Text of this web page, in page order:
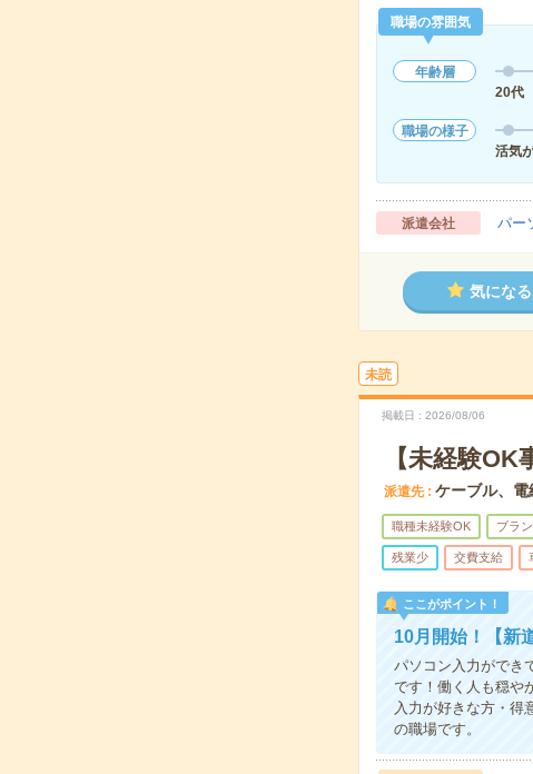
職場の雰囲気
年齢層
20代
職場の様子
活気
派遣会社 パー
気になる
未読
掲載日 2026/08/06
【未経験
派遣先 ケーブル、電
職種未経験OK ブラ
残業少 交費支給
ここがポイント！
10月開始！【新
パソコン入力ができ
です！働く人も穏や
入力が好きな方・得
の職場です。